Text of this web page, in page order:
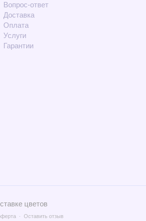
Вопрос-ответ
Доставка
Оплата
Услуги
Гарантии
цветов
· Оставить отзыв